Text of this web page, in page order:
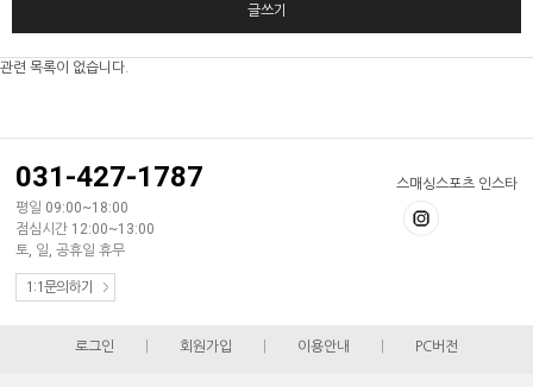
글쓰기
관련 목록이 없습니다.
스매싱스포츠 인스타
031-427-1787
평일 09:00~18:00
점심시간 12:00~13:00
토, 일, 공휴일 휴무
1:1문의하기
로그인 회원가입 이용안내 PC버전